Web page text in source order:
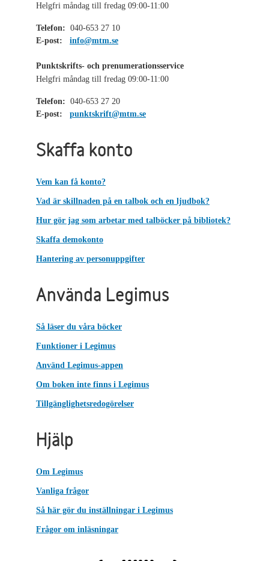
Helgfri måndag till fredag 09:00-11:00
Telefon: 040-653 27 10
E-post:
info@mtm.se
Punktskrifts- och prenumerationsservice
Helgfri måndag till fredag 09:00-11:00
Telefon: 040-653 27 20
E-post:
punktskrift@mtm.se
Skaffa konto
Vem kan få konto?
Vad är skillnaden på en talbok och en ljudbok?
Hur gör jag som arbetar med talböcker på bibliotek?
Skaffa demokonto
Hantering av personuppgifter
Använda Legimus
Så läser du våra böcker
Funktioner i Legimus
Använd Legimus-appen
Om boken inte finns i Legimus
Tillgänglighetsredogörelser
Hjälp
Om Legimus
Vanliga frågor
Så här gör du inställningar i Legimus
Frågor om inläsningar